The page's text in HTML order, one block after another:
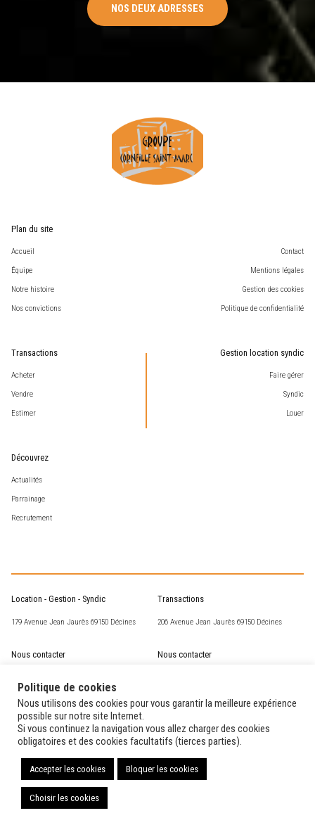
NOS DEUX ADRESSES
Plan du site
Accueil Contact
Équipe Mentions légales
Notre histoire Gestion des cookies
Nos convictions Politique de confidentialité
Transactions
Acheter
Vendre
Estimer
Gestion location syndic
Faire gérer
Syndic
Louer
Découvrez
Actualités
Parrainage
Recrutement
Location - Gestion - Syndic
179 Avenue Jean Jaurès 69150 Décines
Transactions
206 Avenue Jean Jaurès 69150 Décines
Nous contacter
04 72 02 63 93
Nous contacter
04 78 49 15 60
Nos horaires Nos horaires
Copyright Corneille Saint-Marc
Politique de cookies
Nous utilisons des cookies pour vous garantir la meilleure expérience
possible sur notre site Internet.
Si vous continuez la navigation vous allez charger des cookies
obligatoires et des cookies facultatifs (tierces parties).
Accepter les cookies Bloquer les cookies
Choisir les cookies